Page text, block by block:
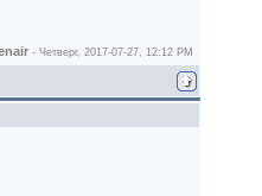
- Четверг, 2017-07-27, 12:12 PM